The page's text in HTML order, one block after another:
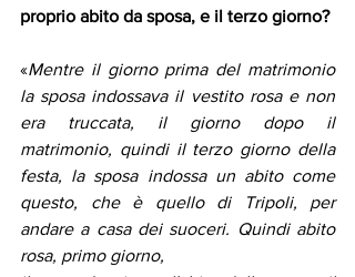
proprio abito da sposa, e il terzo giorno?
«Mentre il giorno prima del matrimonio
la sposa indossava il vestito rosa e non
era truccata, il giorno dopo il
matrimonio, quindi il terzo giorno della
festa, la sposa indossa un abito come
questo, che è quello di Tripoli, per
andare a casa dei suoceri. Quindi abito
rosa, primo giorno,